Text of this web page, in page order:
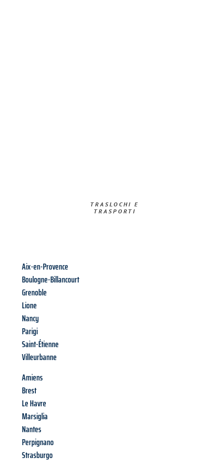
TRASLOCHI E
TRASPORTI​
Aix-en-Provence
Boulogne-Billancourt
Grenoble
Lione
Nancy
Parigi
Saint-Étienne
Villeurbanne
Amiens
Brest
Le Havre
Marsiglia
Nantes
Perpignano
Strasburgo